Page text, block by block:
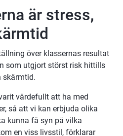
är stress,
över klassernas resultat
som utgjort störst risk hittills
skärmtid.
värdefullt att ha med
så att vi kan erbjuda olika
kunna få syn på vilka
en viss livsstil, förklarar